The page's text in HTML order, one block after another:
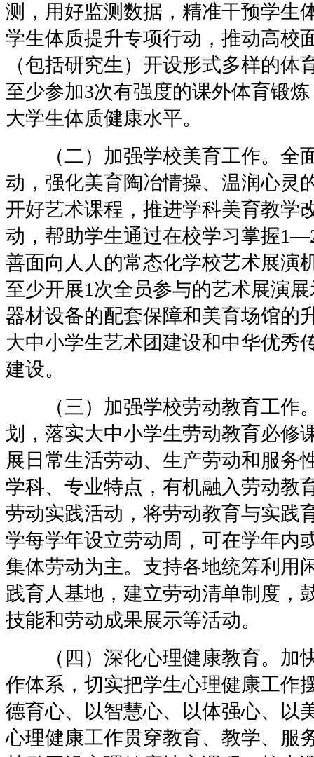
测，用好监测数据，精准干预学生
学生体质提升专项行动，推动高校
（包括研究生）开设形式多样的体
至少参加3次有强度的课外体育锻
大学生体质健康水平。
（二）加强学校美育工作。全
动，强化美育陶冶情操、温润心灵
开好艺术课程，推进学科美育教学
动，帮助学生通过在校学习掌握
善面向人人的常态化学校艺术展演
至少开展1次全员参与的艺术展演
器材设备的配套保障和美育场馆的
大中小学生艺术团建设和中华优秀
建设。
（三）加强学校劳动教育工作
划，落实大中小学生劳动教育必修
展日常生活劳动、生产劳动和服务
学科、专业特点，有机融入劳动教
劳动实践活动，将劳动教育与实践
学每学年设立劳动周，可在学年内
集体劳动为主。支持各地统筹利用
践育人基地，建立劳动清单制度，
技能和劳动成果展示等活动。
（四）深化心理健康教育。加
作体系，切实把学生心理健康工作
德育心、以智慧心、以体强心、以
心理健康工作贯穿教育、教学、服